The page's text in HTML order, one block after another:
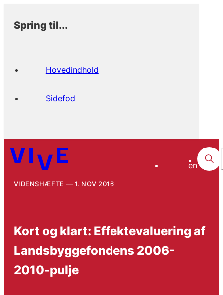
Spring til...
Hovedindhold
Sidefod
en
VIDENSHÆFTE 1. NOV 2016
Kort og klart: Effektevaluering af
Landsbyggefondens 2006-
2010-pulje